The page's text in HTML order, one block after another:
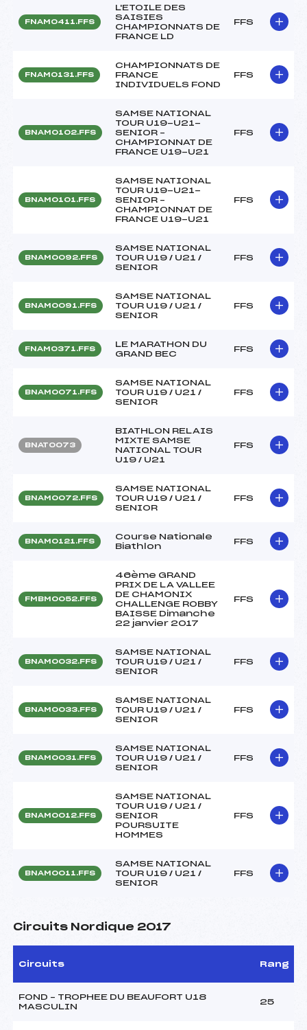
FNAM0411.FFS
L'ETOILE DES
SAISIES
CHAMPIONNATS DE
FRANCE LD
FFS
FNAM0131.FFS
CHAMPIONNATS DE
FRANCE
INDIVIDUELS FOND
FFS
BNAM0102.FFS
SAMSE NATIONAL
TOUR U19-U21-
SENIOR –
CHAMPIONNAT DE
FRANCE U19-U21
FFS
BNAM0101.FFS
SAMSE NATIONAL
TOUR U19-U21-
SENIOR –
CHAMPIONNAT DE
FRANCE U19-U21
FFS
BNAM0092.FFS
SAMSE NATIONAL
TOUR U19 / U21 /
SENIOR
FFS
BNAM0091.FFS
SAMSE NATIONAL
TOUR U19 / U21 /
SENIOR
FFS
FNAM0371.FFS
LE MARATHON DU
GRAND BEC
FFS
BNAM0071.FFS
SAMSE NATIONAL
TOUR U19 / U21 /
SENIOR
FFS
BNAT0073
BIATHLON RELAIS
MIXTE SAMSE
NATIONAL TOUR
U19 / U21
FFS
BNAM0072.FFS
SAMSE NATIONAL
TOUR U19 / U21 /
SENIOR
FFS
BNAM0121.FFS
Course Nationale
Biathlon
FFS
FMBM0052.FFS
46ème GRAND
PRIX DE LA VALLEE
DE CHAMONIX
CHALLENGE ROBBY
BAISSE Dimanche
22 janvier 2017
FFS
BNAM0032.FFS
SAMSE NATIONAL
TOUR U19 / U21 /
SENIOR
FFS
BNAM0033.FFS
SAMSE NATIONAL
TOUR U19 / U21 /
SENIOR
FFS
BNAM0031.FFS
SAMSE NATIONAL
TOUR U19 / U21 /
SENIOR
FFS
BNAM0012.FFS
SAMSE NATIONAL
TOUR U19 / U21 /
SENIOR
POURSUITE
HOMMES
FFS
BNAM0011.FFS
SAMSE NATIONAL
TOUR U19 / U21 /
SENIOR
FFS
Circuits Nordique 2017
Circuits Rang
FOND – TROPHEE DU BEAUFORT U18
MASCULIN
25